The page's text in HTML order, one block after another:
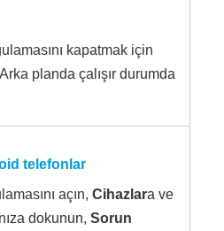
kapatmak için
planda çalışır durumda
telefonlar
açın,Cihazlara ve
dokunun,Sorun